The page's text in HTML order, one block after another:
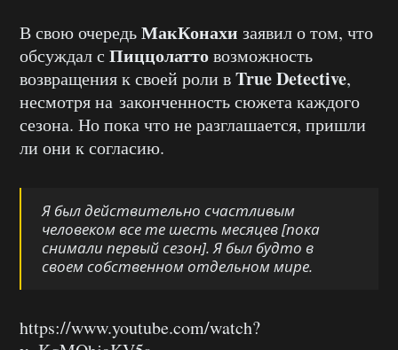
В свою очередьМакКонахи заявил о том, что
обсуждал с Пиццолаттовозможность
возвращения к своей роли вTrue Detective,
несмотря на законченность сюжета каждого
сезона. Но пока что не разглашается, пришли
ли они к согласию.
Я был действительно счастливым
человеком все те шесть месяцев [пока
снимали первый сезон]. Я был будто в
своем собственном отдельном мире.
https://www.youtube.com/watch?